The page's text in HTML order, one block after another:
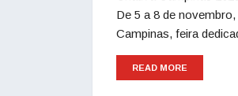
De 5 a 8 de
Campinas, feira
READ MORE